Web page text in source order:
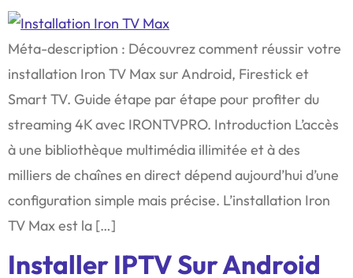
Méta-description : Découvrez comment réussir votre
installation Iron TV Max sur Android, Firestick et
Smart TV. Guide étape par étape pour profiter du
streaming 4K avec IRONTVPRO. Introduction L’accès
à une bibliothèque multimédia illimitée et à des
milliers de chaînes en direct dépend aujourd’hui d’une
configuration simple mais précise. L’installation Iron
TV Max est la […]
Installer IPTV Sur Android